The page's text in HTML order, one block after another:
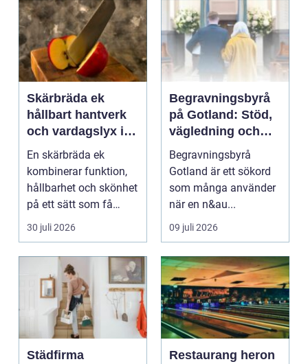
Skärbräda ek
hållbart hantverk
och vardagslyx i
köket
En skärbräda ek
kombinerar funktion,
hållbarhet och skönhet
på ett sätt som få
andra köksredskap
gör...
30 juli 2026
Begravningsbyrå
på Gotland: Stöd,
vägledning och
trygga val
Begravningsbyrå
Gotland är ett sökord
som många använder
när en n&au...
09 juli 2026
Städfirma
Restaurang heron